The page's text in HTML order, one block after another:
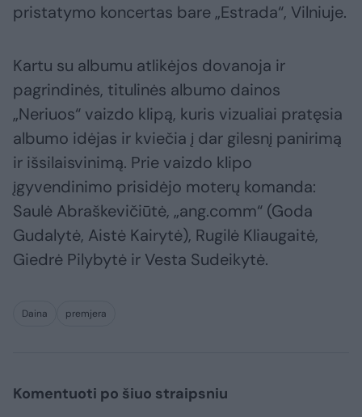
pristatymo koncertas bare „Estrada“, Vilniuje.
Kartu su albumu atlikėjos dovanoja ir
pagrindinės, titulinės albumo dainos
„Neriuos“ vaizdo klipą, kuris vizualiai pratęsia
albumo idėjas ir kviečia į dar gilesnį panirimą
ir išsilaisvinimą. Prie vaizdo klipo
įgyvendinimo prisidėjo moterų komanda:
Saulė Abraškevičiūtė, „ang.comm“ (Goda
Gudalytė, Aistė Kairytė), Rugilė Kliaugaitė,
Giedrė Pilybytė ir Vesta Sudeikytė.
Daina premjera
Komentuoti po šiuo straipsniu